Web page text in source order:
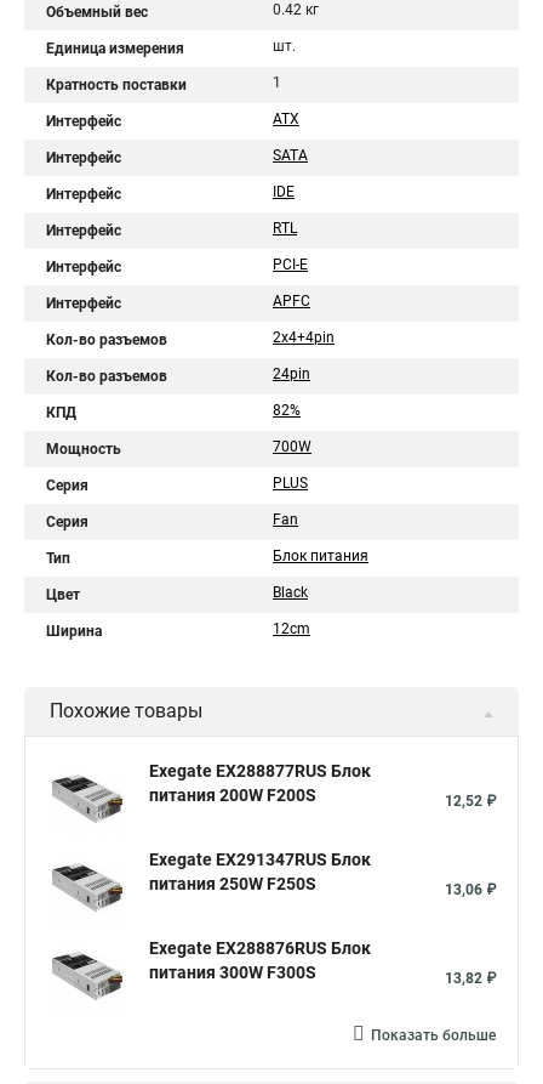
Объемный вес 0.42 кг
Единица измерения шт.
Кратность поставки 1
Интерфейс ATX
Интерфейс SATA
Интерфейс IDE
Интерфейс RTL
Интерфейс PCI-E
Интерфейс APFC
Кол-во разъемов 2x4+4pin
Кол-во разъемов 24pin
КПД 82%
Мощность 700W
Серия PLUS
Серия Fan
Тип Блок питания
Цвет Black
Ширина 12cm
Похожие товары
Exegate EX288877RUS Блок
питания 200W F200S
12,52 ₽
Exegate EX291347RUS Блок
питания 250W F250S
13,06 ₽
Exegate EX288876RUS Блок
питания 300W F300S
13,82 ₽
Показать больше